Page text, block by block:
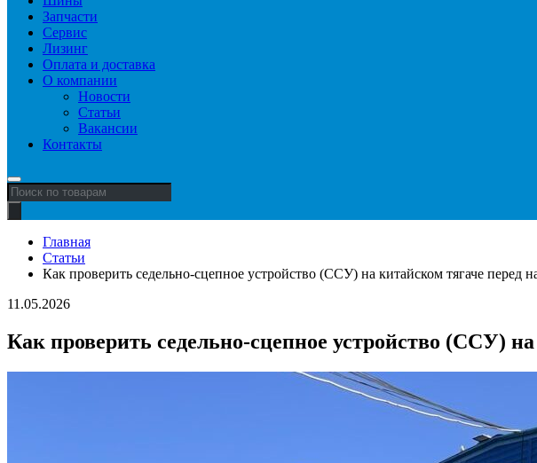
Запчасти
Сервис
Лизинг
Оплата и доставка
О компании
Новости
Статьи
Вакансии
Контакты
Поиск
товаров
Главная
Статьи
Как проверить седельно-сцепное устройство (ССУ) на китайском тягаче перед
11.05.2026
Как проверить седельно-сцепное устройство (ССУ)